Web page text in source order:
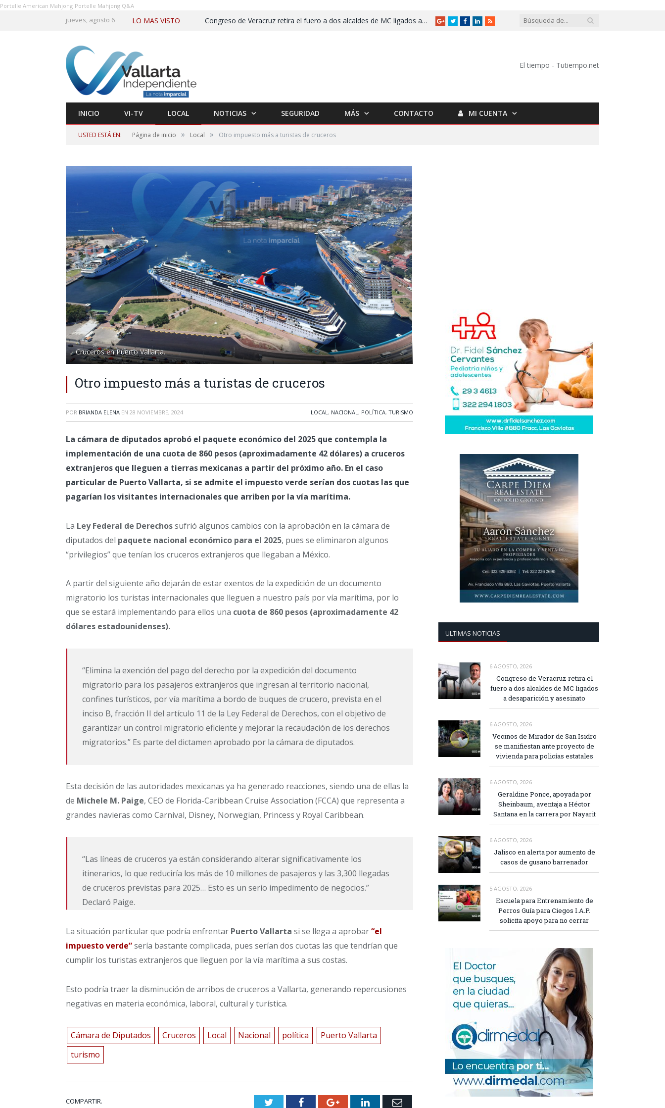
Portelle American Mahjong Portelle Mahjong Q&A
jueves, agosto 6 LO MAS VISTO Congreso de Veracruz retira el fuero a dos alcaldes de MC ligados a desaparición y asesinato
GoogleTwitterFacebookLinkedIn
RSS
El tiempo - Tutiempo.net
INICIO VI-TV LOCAL NOTICIAS SEGURIDAD MÁS CONTACTO MI CUENTA
USTED ESTÁ EN: Página de inicio » Local » Otro impuesto más a turistas de cruceros
Cruceros en Puerto Vallarta.
Otro impuesto más a turistas de cruceros
POR BRIANDA ELENA EN 28 NOVIEMBRE, 2024 LOCAL, NACIONAL, POLÍTICA, TURISMO
La cámara de diputados aprobó el paquete económico del 2025 que contempla la
implementación de una cuota de 860 pesos (aproximadamente 42 dólares) a cruceros
extranjeros que lleguen a tierras mexicanas a partir del próximo año. En el caso
particular de Puerto Vallarta, si se admite el impuesto verde serían dos cuotas las que
pagarían los visitantes internacionales que arriben por la vía marítima.
La Ley Federal de Derechossufrió algunos cambios con la aprobación en la cámara de
diputados del paquete nacional económico para el 2025, pues se eliminaron algunos
“privilegios” que tenían los cruceros extranjeros que llegaban a México.
A partir del siguiente año dejarán de estar exentos de la expedición de un documento
migratorio los turistas internacionales que lleguen a nuestro país por vía marítima, por lo
que se estará implementando para ellos una cuota de 860 pesos (aproximadamente 42
dólares estadounidenses).
“Elimina la exención del pago del derecho por la expedición del documento
migratorio para los pasajeros extranjeros que ingresan al territorio nacional,
confines turísticos, por vía marítima a bordo de buques de crucero, prevista en el
inciso B, fracción II del artículo 11 de la Ley Federal de Derechos, con el objetivo de
garantizar un control migratorio eficiente y mejorar la recaudación de los derechos
migratorios.” Es parte del dictamen aprobado por la cámara de diputados.
Esta decisión de las autoridades mexicanas ya ha generado reacciones, siendo una de ellas la
de Michele M. Paige, CEO de Florida-Caribbean Cruise Association (FCCA) que representa a
grandes navieras como Carnival, Disney, Norwegian, Princess y Royal Caribbean.
“Las líneas de cruceros ya están considerando alterar significativamente los
itinerarios, lo que reduciría los más de 10 millones de pasajeros y las 3,300 llegadas
de cruceros previstas para 2025… Esto es un serio impedimento de negocios.”
Declaró Paige.
La situación particular que podría enfrentar Puerto Vallarta si se llega a aprobar“el
impuesto verde”sería bastante complicada, pues serían dos cuotas las que tendrían que
cumplir los turistas extranjeros que lleguen por la vía marítima a sus costas.
Esto podría traer la disminución de arribos de cruceros a Vallarta, generando repercusiones
negativas en materia económica, laboral, cultural y turística.
Cámara de Diputados Cruceros Local Nacional política
Puerto Vallarta
turismo
COMPARTIR. TwitterFacebookGoogle+LinkedInEmail
ULTIMAS NOTICIAS
6 AGOSTO, 2026
Congreso de Veracruz retira el
fuero a dos alcaldes de MC ligados
a desaparición y asesinato
6 AGOSTO, 2026
Vecinos de Mirador de San Isidro
se manifiestan ante proyecto de
vivienda para policías estatales
6 AGOSTO, 2026
Geraldine Ponce, apoyada por
Sheinbaum, aventaja a Héctor
Santana en la carrera por Nayarit
6 AGOSTO, 2026
Jalisco en alerta por aumento de
casos de gusano barrenador
5 AGOSTO, 2026
Escuela para Entrenamiento de
Perros Guía para Ciegos I.A.P.
solicita apoyo para no cerrar